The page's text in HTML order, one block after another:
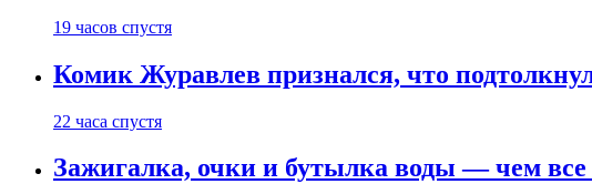
19 часов спустя
Комик Журавлев признался, что
22 часа спустя
Зажигалка, очки и бутылка воды — чем все